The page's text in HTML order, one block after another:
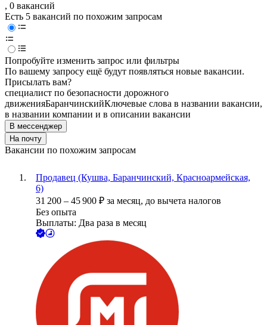
, 0 вакансий
Есть 5 вакансий по похожим запросам
Попробуйте изменить запрос или фильтры
По вашему запросу ещё будут появляться новые вакансии.
Присылать вам?
специалист по безопасности дорожного
движенияБаранчинскийКлючевые слова в названии вакансии,
в названии компании и в описании вакансии
В мессенджер
На почту
Вакансии по похожим запросам
Продавец (Кушва, Баранчинский, Красноармейская,
6)
31 200 – 45 900 ₽ за месяц, до вычета налогов
Без опыта
Выплаты: Два раза в месяц